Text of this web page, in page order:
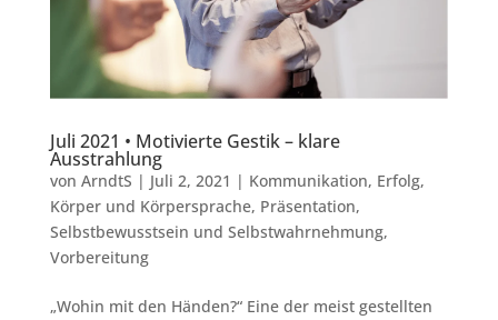
Juli 2021 • Motivierte Gestik – klare
Ausstrahlung
von ArndtS | Juli 2, 2021 | Kommunikation, Erfolg,
Körper und Körpersprache, Präsentation,
Selbstbewusstsein und Selbstwahrnehmung,
Vorbereitung
„Wohin mit den Händen?“ Eine der meist gestellten